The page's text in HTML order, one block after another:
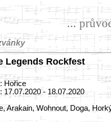
...
Legends Rockfest
Hořice
17.07.2020 - 18.07.2020
Arakain, Wohnout, Doga,